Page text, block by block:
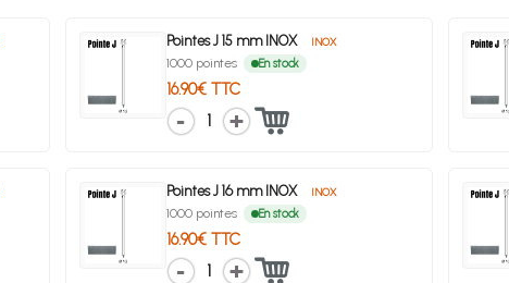
Pointes J 15 mm INOX INOX
1000 pointes En stock
16.90€ TTC
1
Pointes J 16 mm INOX INOX
1000 pointes En stock
16.90€ TTC
1